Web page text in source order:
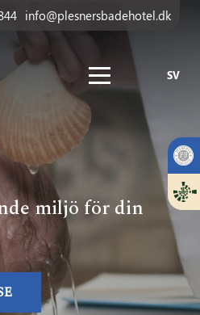
info@plesnersbadehotel.dk
SV
miljö för din